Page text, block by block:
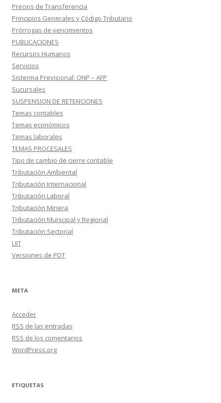
Precios de Transferencia
Principios Generales y Código Tributario
Prórrogas de vencimientos
PUBLICACIONES
Recursos Humanos
Servicios
Sisterma Previsional: ONP – AFP
Sucursales
SUSPENSION DE RETENCIONES
Temas contables
Temas económicos
Temas laborales
TEMAS PROCESALES
Tipo de cambio de cierre contable
Tributación Ambiental
Tributación Internacional
Tributación Laboral
Tributación Minera
Tributación Municipal y Regional
Tributación Sectorial
UIT
Versiones de PDT
META
Acceder
RSS de las entradas
RSS de los comentarios
WordPress.org
ETIQUETAS